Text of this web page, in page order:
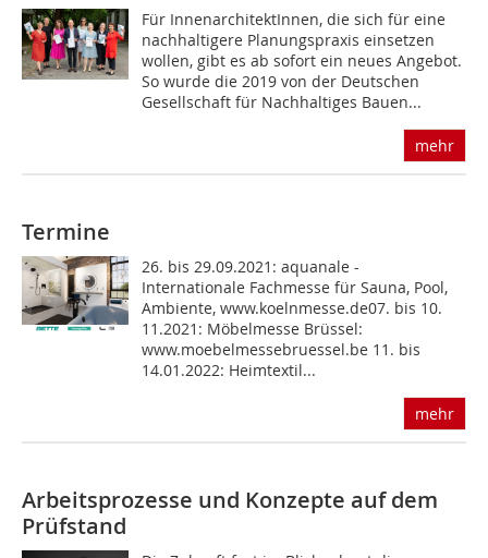
Für InnenarchitektInnen, die sich für eine
nachhaltigere Planungspraxis einsetzen
wollen, gibt es ab sofort ein neues Angebot.
So wurde die 2019 von der Deutschen
Gesellschaft für Nachhaltiges Bauen...
mehr
Termine
26. bis 29.09.2021: aquanale -
Internationale Fachmesse für Sauna, Pool,
Ambiente, www.koelnmesse.de07. bis 10.
11.2021: Möbelmesse Brüssel:
www.moebelmessebruessel.be 11. bis
14.01.2022: Heimtextil...
mehr
Arbeitsprozesse und Konzepte auf dem
Prüfstand